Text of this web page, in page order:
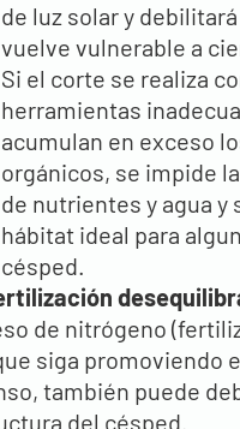
de luz solar y
vuelve vulnerable a
Si el corte se realiza
herramientas
acumulan en exceso
orgánicos, se impide
de nutrientes y agua y
hábitat ideal para
césped.
de nitrógeno
siga promoviendo
también puede
del césped.